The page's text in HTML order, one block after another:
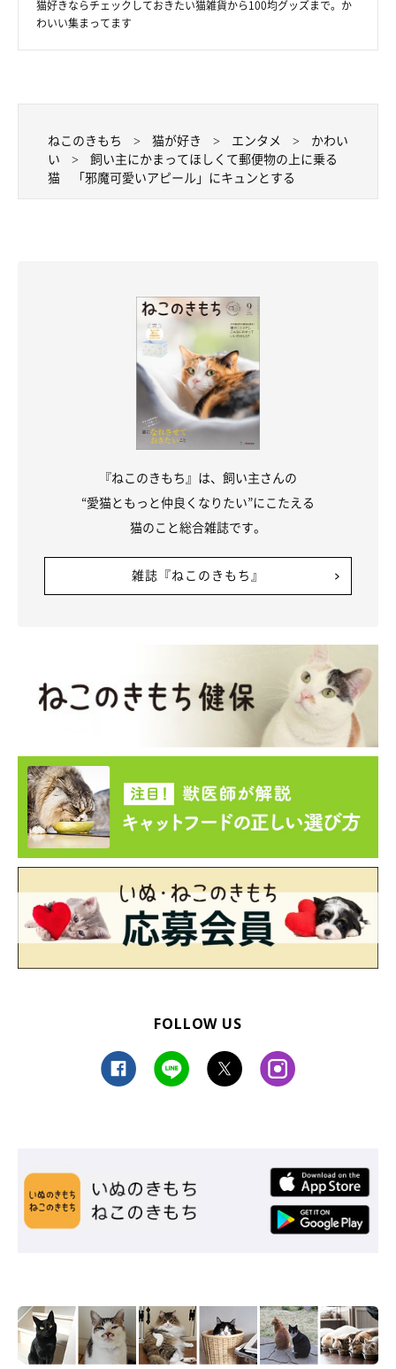
猫好きならチェックしておきたい猫雑貨から100均グッズまで。か
わいい集まってます
ねこのきもち 猫が好き エンタメ
かわい
い
飼い主にかまってほしくて郵便物の上に乗る
猫 「邪魔可愛いアピール」にキュンとする
『ねこのきもち』は、飼い主さんの
“愛猫ともっと仲良くなりたい”にこたえる
猫のこと総合雑誌です。
雑誌『ねこのきもち』
FOLLOW US